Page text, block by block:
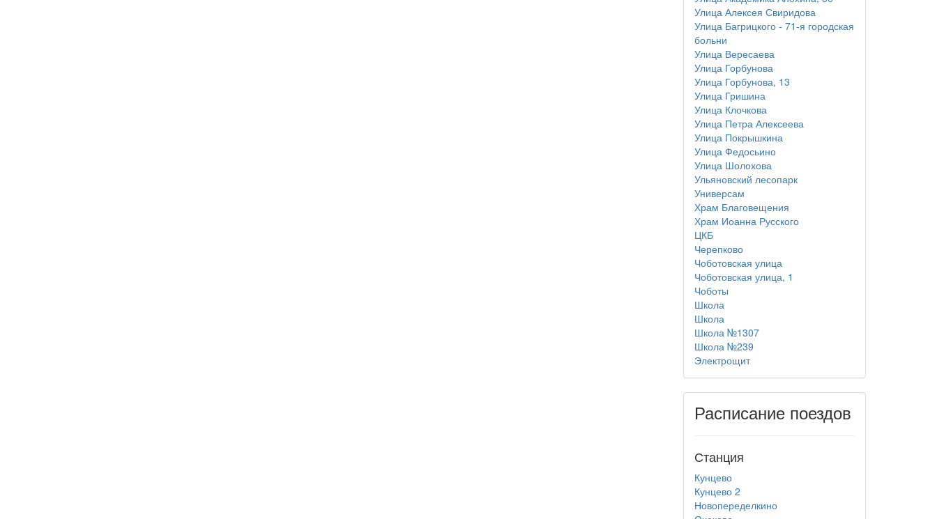
Улица Алексея Свиридова
Улица Багрицкого - 71-я городская
больни
Улица Вересаева
Улица Горбунова
Улица Горбунова, 13
Улица Гришина
Улица Клочкова
Улица Петра Алексеева
Улица Покрышкина
Улица Федосьино
Улица Шолохова
Ульяновский лесопарк
Универсам
Храм Благовещения
Храм Иоанна Русского
ЦКБ
Черепково
Чоботовская улица
Чоботовская улица, 1
Чоботы
Школа
Школа
Школа №1307
Школа №239
Электрощит
Расписание поездов
Станция
Кунцево
Кунцево 2
Новопеределкино